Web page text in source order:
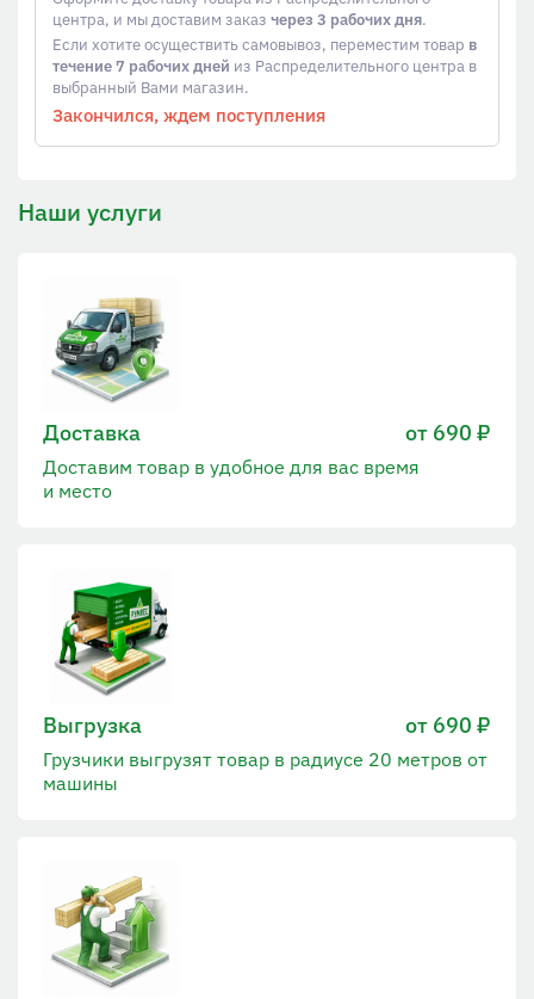
центра, и мы доставим заказ через 3 рабочих дня.
Если хотите осуществить самовывоз, переместим товар в
течение 7 рабочих дней из Распределительного центра в
выбранный Вами магазин.
Закончился, ждем поступления
Наши услуги
Доставка от 690 ₽
Доставим товар в удобное для вас время
и место
Выгрузка от 690 ₽
Грузчики выгрузят товар в радиусе 20 метров от
машины